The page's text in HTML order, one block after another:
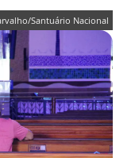
Santuário Nacional